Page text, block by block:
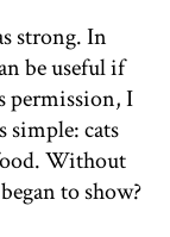
strong. In
be useful if
permission, I
simple: cats
Without
to show?